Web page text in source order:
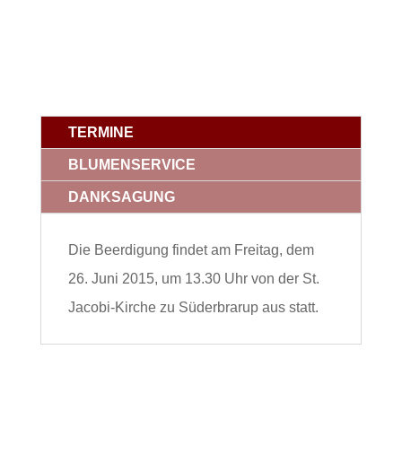
TERMINE
BLUMENSERVICE
DANKSAGUNG
Die Beerdigung findet am Freitag, dem
26. Juni 2015, um 13.30 Uhr von der St.
Jacobi-Kirche zu Süderbrarup aus statt.